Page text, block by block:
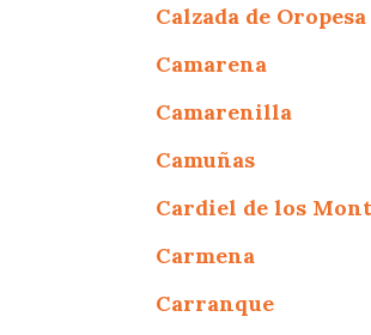
Calzada de Oropesa
Camarena
Camarenilla
Camuñas
Cardiel de los
Carmena
Carranque